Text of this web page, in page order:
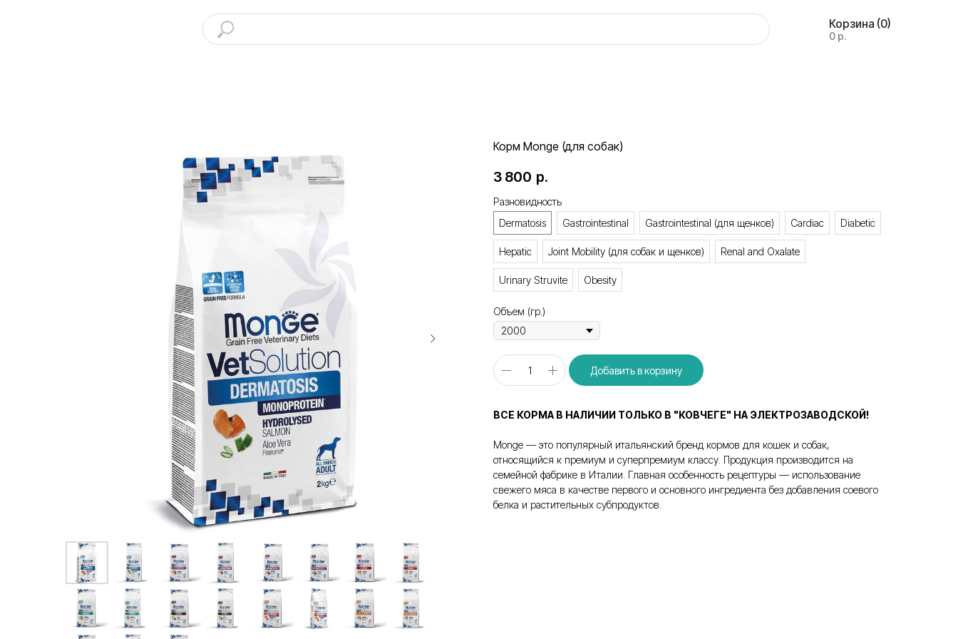
(0)
Корзина
0 р.
Корм Monge (для собак)
3 800 р.
Разновидность
Dermatosis
Gastrointestinal Gastrointestinal (для щенков) Cardiac Diabetic
Hepatic Joint Mobility (для собак и щенков) Renal and Oxalate
Urinary Struvite Obesity
Объем (гр.)
Добавить в корзину
ВСЕ КОРМА В НАЛИЧИИ ТОЛЬКО В "КОВЧЕГЕ" НА ЭЛЕКТРОЗАВОДСКОЙ!
Monge — это популярный итальянский бренд кормов для кошек и собак,
относящийся к премиум и суперпремиум классу. Продукция производится на
семейной фабрике в Италии. Главная особенность рецептуры — использование
свежего мяса в качестве первого и основного ингредиента без добавления соевого
белка и растительных субпродуктов.